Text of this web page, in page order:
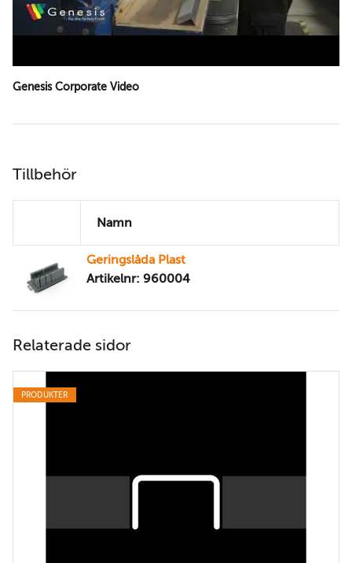
Genesis Corporate Video
Tillbehör
Namn
Geringslåda Plast
Artikelnr: 960004
Relaterade sidor
PRODUKTER